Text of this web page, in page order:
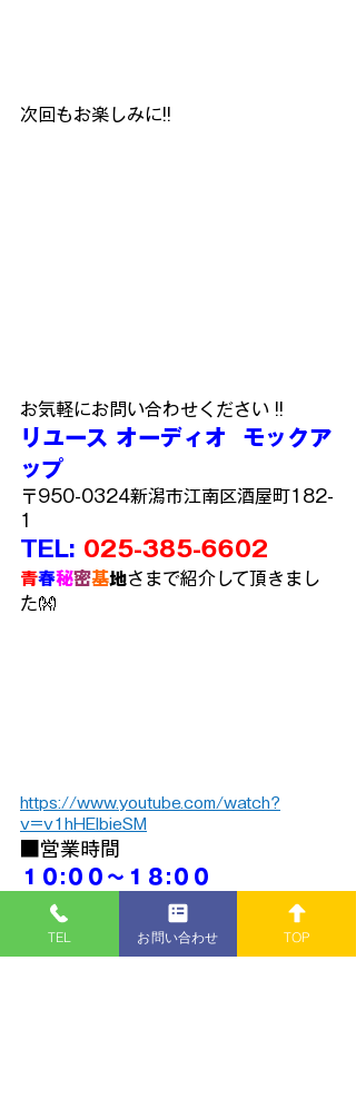
次回もお楽しみに!!
お気軽にお問い合わせください !!
リユース オーディオ  モックア
ップ
〒950-0324新潟市江南区酒屋町182-
1
TEL: 025-385-6602
青春秘密基地さまで紹介して頂きまし
た👐
https://www.youtube.com/watch?
v=v1hHEIbieSM
■営業時間
１０:００～１８:００
■定休日
・火曜日
※火曜日が祭日の場合は営業いた
TEL お問い合わせ TOP